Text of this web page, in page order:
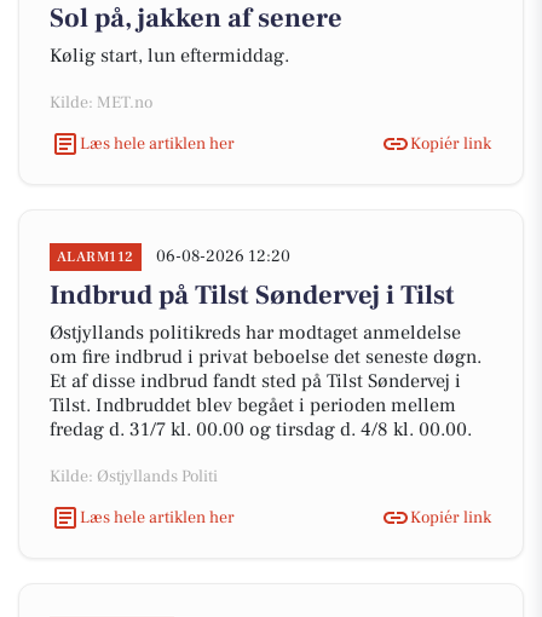
Sol på, jakken af senere
Kølig start, lun eftermiddag.
Kilde: MET.no
Læs hele artiklen her
Kopiér link
ALARM112 06-08-2026 12:20
Indbrud på Tilst Søndervej i Tilst
Østjyllands politikreds har modtaget anmeldelse
om fire indbrud i privat beboelse det seneste døgn.
Et af disse indbrud fandt sted på Tilst Søndervej i
Tilst. Indbruddet blev begået i perioden mellem
fredag d. 31/7 kl. 00.00 og tirsdag d. 4/8 kl. 00.00.
Kilde: Østjyllands Politi
Læs hele artiklen her
Kopiér link